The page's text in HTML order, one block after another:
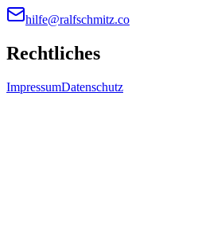
hilfe@ralfschmitz.co
Rechtliches
ImpressumDatenschutz